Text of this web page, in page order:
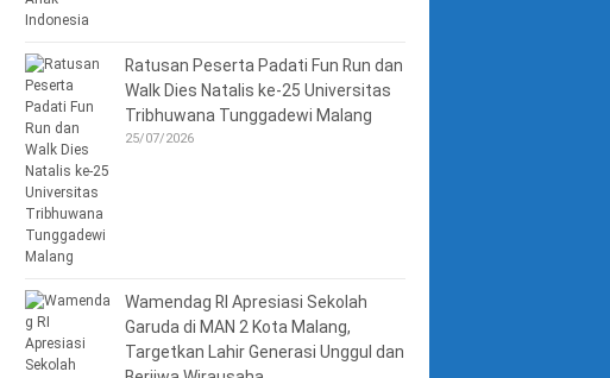
Ratusan Peserta Padati Fun Run dan
Walk Dies Natalis ke-25 Universitas
Tribhuwana Tunggadewi Malang
25/07/2026
Wamendag RI Apresiasi Sekolah
Garuda di MAN 2 Kota Malang,
Targetkan Lahir Generasi Unggul dan